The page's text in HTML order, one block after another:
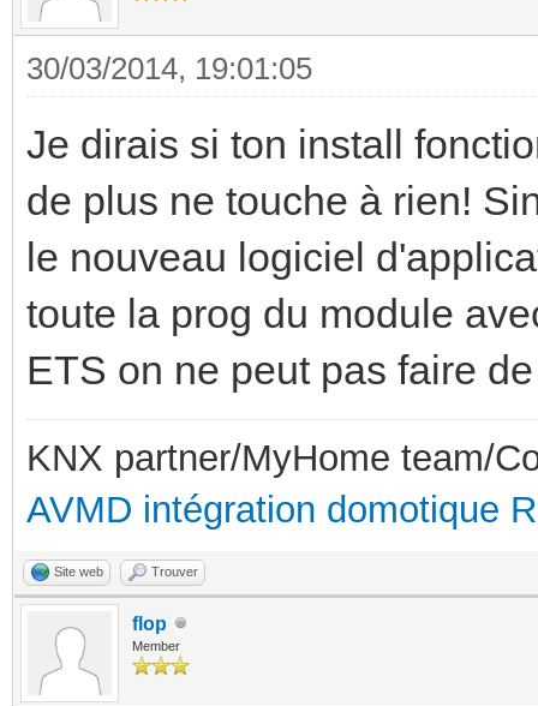
30/03/2014, 19:01:05
Je dirais si ton install
de plus ne touche à rien!
le nouveau logiciel
toute la prog du module
ETS on ne peut pas faire
KNX partner/MyHome team/
AVMD intégration domotique
Site web Trouver
flop
Member